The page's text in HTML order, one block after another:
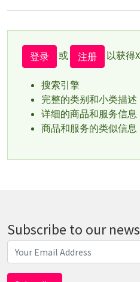
登录 或 注册 以获得
搜索引擎
完整的类别和小类描述
详细的商品和服务信息
商品和服务的类似信息
Subscribe to our